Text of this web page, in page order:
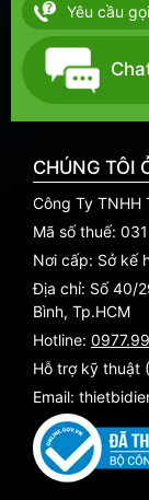
Yêu cầu
CHÚNG TÔI
Công Ty TNHH
Mã số thuế:
Nơi cấp: Sở kế
Địa chỉ: Số 40/
Bình, Tp.HCM
Hotline:
Hỗ trợ kỹ thuật
Email: